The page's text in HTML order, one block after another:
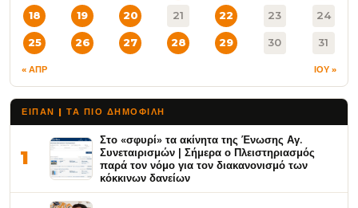
18 19 20 21 22 23 24
25 26 27 28 29 30 31
« ΑΠΡ ΙΟΥ »
ΕΙΠΑΝ | ΤΑ ΠΙΟ ΔΗΜΟΦΙΛΉ
1
Στο «σφυρί» τα ακίνητα της Ένωσης Αγ.
Συνεταιρισμών | Σήμερα ο Πλειστηριασμός
παρά τον νόμο για τον διακανονισμό των
κόκκινων δανείων